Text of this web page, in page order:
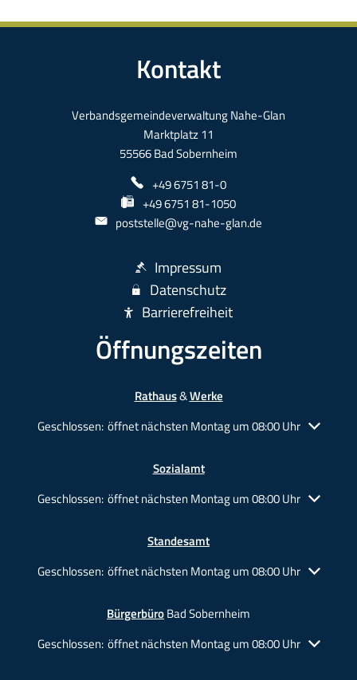
Kontakt
Verbandsgemeindeverwaltung Nahe-Glan
Marktplatz 11
55566 Bad Sobernheim
+49 6751 81-0
+49 6751 81-1050
poststelle@vg-nahe-glan.de
Impressum
Datenschutz
Barrierefreiheit
Öffnungszeiten
Rathaus&Werke
Klicken, um weitere Öffnungs- oder Schließzeiten
Geschlossen: öffnet nächsten Montag um 08:00 Uhr
Sozialamt
Klicken, um weitere Öffnungs- oder Schließzeiten
Geschlossen: öffnet nächsten Montag um 08:00 Uhr
Standesamt
Klicken, um weitere Öffnungs- oder Schließzeiten
Geschlossen: öffnet nächsten Montag um 08:00 Uhr
BürgerbüroBad Sobernheim
Klicken, um weitere Öffnungs- oder Schließzeiten
Geschlossen: öffnet nächsten Montag um 08:00 Uhr